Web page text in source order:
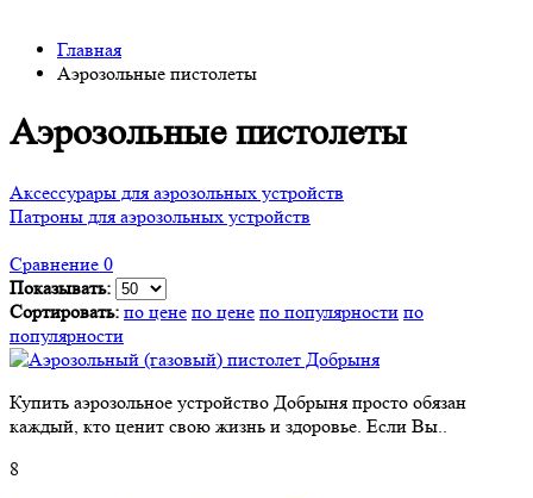
Главная
Аэрозольные пистолеты
Аэрозольные пистолеты
Аксессурары для аэрозольных устройств
Патроны для аэрозольных устройств
Сравнение 0
Показывать:
Сортировать: по цене по цене по популярности по
популярности
Купить аэрозольное устройство Добрыня просто обязан
каждый, кто ценит свою жизнь и здоровье. Если Вы..
8